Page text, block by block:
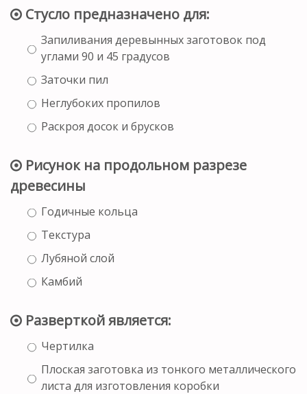
Стусло предназначено для:
Запиливания деревынных заготовок под
углами 90 и 45 градусов
Заточки пил
Неглубоких пропилов
Раскроя досок и брусков
Рисунок на продольном разрезе
древесины
Годичные кольца
Текстура
Лубяной слой
Камбий
Разверткой является:
Чертилка
Плоская заготовка из тонкого металлического
листа для изготовления коробки